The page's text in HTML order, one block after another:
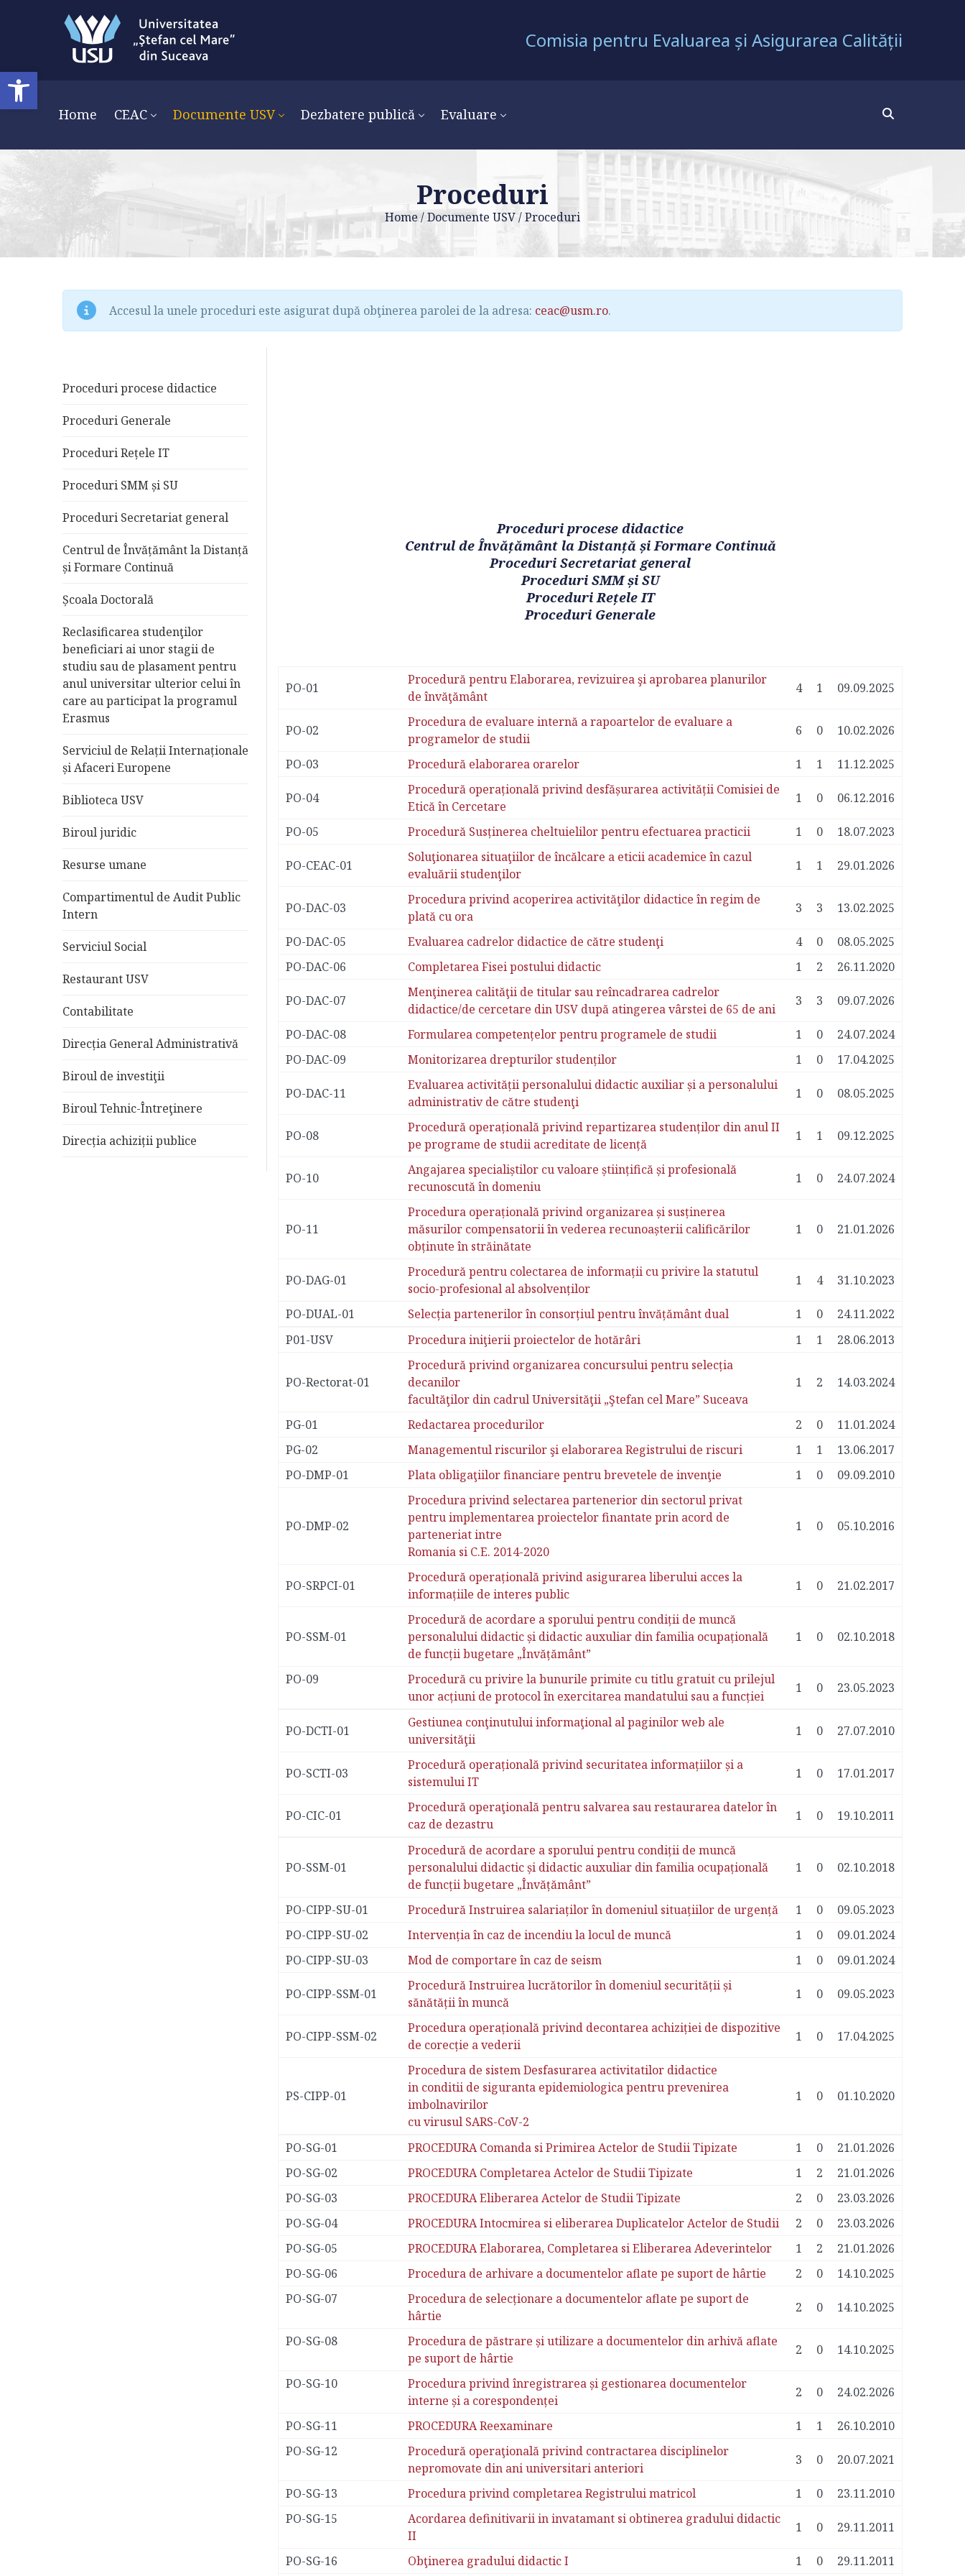
Open toolbar
Comisia pentru Evaluarea și Asigurarea Calității
Home CEAC Documente USV Dezbatere publică Evaluare
Proceduri
Home /Documente USV/Proceduri
Accesul la unele proceduri este asigurat după obţinerea parolei de la adresa: ceac@usm.ro.
Proceduri procese didactice
Proceduri Generale
Proceduri Rețele IT
Proceduri SMM și SU
Proceduri Secretariat general
Centrul de Învățământ la Distanță
și Formare Continuă
Școala Doctorală
Reclasificarea studenţilor
beneficiari ai unor stagii de
studiu sau de plasament pentru
anul universitar ulterior celui în
care au participat la programul
Erasmus
Serviciul de Relații Internaționale
și Afaceri Europene
Biblioteca USV
Biroul juridic
Resurse umane
Compartimentul de Audit Public
Intern
Serviciul Social
Restaurant USV
Contabilitate
Direcția General Administrativă
Biroul de investiţii
Biroul Tehnic-Întreţinere
Direcția achiziții publice
Proceduri procese didactice
Centrul de Învățământ la Distanță și Formare Continuă
Proceduri Secretariat general
Proceduri SMM și SU
Proceduri Rețele IT
Proceduri Generale
PO-01
Procedură pentru Elaborarea, revizuirea şi aprobarea planurilor
de învăţământ
4 1 09.09.2025
PO-02
Procedura de evaluare internă a rapoartelor de evaluare a
programelor de studii
6 0 10.02.2026
PO-03 Procedură elaborarea orarelor 1 1 11.12.2025
PO-04
Procedură operațională privind desfășurarea activității Comisiei de
Etică în Cercetare
1 0 06.12.2016
PO-05 Procedură Susținerea cheltuielilor pentru efectuarea practicii 1 0 18.07.2023
PO-CEAC-01
Soluţionarea situaţiilor de încălcare a eticii academice în cazul
evaluării studenţilor
1 1 29.01.2026
PO-DAC-03
Procedura privind acoperirea activităţilor didactice în regim de
plată cu ora
3 3 13.02.2025
PO-DAC-05 Evaluarea cadrelor didactice de către studenţi 4 0
08.05.2025
PO-DAC-06
Completarea Fisei postului didactic 1 2 26.11.2020
PO-DAC-07
Menţinerea calităţii de titular sau reîncadrarea cadrelor
didactice/de cercetare din USV după atingerea vârstei de 65 de ani
3 3 09.07.2026
PO-DAC-08 Formularea competențelor pentru programele de studii 1 0
24.07.2024
PO-DAC-09
Monitorizarea drepturilor studenților 1 0 17.04.2025
PO-DAC-11
Evaluarea activității personalului didactic auxiliar și a personalului
administrativ de către studenţi
1 0 08.05.2025
PO-08
Procedură operațională privind repartizarea studenților din anul II
pe programe de studii acreditate de licență
1 1 09.12.2025
PO-10
Angajarea specialiștilor cu valoare științifică și profesională
recunoscută în domeniu
1 0 24.07.2024
PO-11
Procedura operațională privind organizarea și susținerea
măsurilor compensatorii în vederea recunoașterii calificărilor
obținute în străinătate
1 0 21.01.2026
PO-DAG-01
Procedură pentru colectarea de informații cu privire la statutul
socio-profesional al absolvenților
1 4 31.10.2023
PO-DUAL-01 Selecția partenerilor în consorțiul pentru învățământ dual 1 0
24.11.2022
P01-USV
Procedura iniţierii proiectelor de hotărâri 1 1 28.06.2013
PO-Rectorat-01
Procedură privind organizarea concursului pentru selecția
decanilor
facultăţilor din cadrul Universităţii „Ştefan cel Mare” Suceava
1 2 14.03.2024
PG-01 Redactarea procedurilor 2 0
11.01.2024
PG-02
Managementul riscurilor şi elaborarea Registrului de riscuri 1 1
13.06.2017
PO-DMP-01
Plata obligaţiilor financiare pentru brevetele de invenţie 1 0 09.09.2010
PO-DMP-02
Procedura privind selectarea partenerior din sectorul privat
pentru implementarea proiectelor finantate prin acord de
parteneriat intre
Romania si C.E. 2014-2020
1 0 05.10.2016
PO-SRPCI-01
Procedură operațională privind asigurarea liberului acces la
informațiile de interes public
1 0 21.02.2017
PO-SSM-01
Procedură de acordare a sporului pentru condiții de muncă
personalului didactic și didactic auxuliar din familia ocupațională
de funcții bugetare „Învățământ”
1 0 02.10.2018
PO-09
Procedură cu privire la bunurile primite cu titlu gratuit cu prilejul
unor acțiuni de protocol în exercitarea mandatului sau a funcției
1 0 23.05.2023
PO-DCTI-01
Gestiunea conţinutului informaţional al paginilor web ale
universităţii
1 0 27.07.2010
PO-SCTI-03
Procedură operațională privind securitatea informațiilor și a
sistemului IT
1 0 17.01.2017
PO-CIC-01
Procedură operaţională pentru salvarea sau restaurarea datelor în
caz de dezastru
1 0 19.10.2011
PO-SSM-01
Procedură de acordare a sporului pentru condiții de muncă
personalului didactic și didactic auxuliar din familia ocupațională
de funcții bugetare „Învățământ”
1 0 02.10.2018
PO-CIPP-SU-01 Procedură Instruirea salariaților în domeniul situațiilor de urgență 1 0
09.05.2023
PO-CIPP-SU-02
Intervenția în caz de incendiu la locul de muncă 1 0
09.01.2024
PO-CIPP-SU-03
Mod de comportare în caz de seism 1 0 09.01.2024
PO-CIPP-SSM-01
Procedură Instruirea lucrătorilor în domeniul securității și
sănătății în muncă
1 0 09.05.2023
PO-CIPP-SSM-02
Procedura operațională privind decontarea achiziției de dispozitive
de corecție a vederii
1 0 17.04.2025
PS-CIPP-01
Procedura de sistem Desfasurarea activitatilor didactice
in conditii de siguranta epidemiologica pentru prevenirea
imbolnavirilor
cu virusul SARS-CoV-2
1 0 01.10.2020
PO-SG-01 PROCEDURA Comanda si Primirea Actelor de Studii Tipizate 1 0
21.01.2026
PO-SG-02
PROCEDURA Completarea Actelor de Studii Tipizate 1 2
21.01.2026
PO-SG-03
PROCEDURA Eliberarea Actelor de Studii Tipizate 2 0
23.03.2026
PO-SG-04
PROCEDURA Intocmirea si eliberarea Duplicatelor Actelor de Studii 2 0
23.03.2026
PO-SG-05
PROCEDURA Elaborarea, Completarea si Eliberarea Adeverintelor 1 2
21.01.2026
PO-SG-06
Procedura de arhivare a documentelor aflate pe suport de hârtie 2 0
14.10.2025
PO-SG-07
Procedura de selecționare a documentelor aflate pe suport de
hârtie
2 0 14.10.2025
PO-SG-08
Procedura de păstrare și utilizare a documentelor din arhivă aflate
pe suport de hârtie
2 0 14.10.2025
PO-SG-10
Procedura privind înregistrarea și gestionarea documentelor
interne și a corespondenței
2 0 24.02.2026
PO-SG-11 PROCEDURA Reexaminare 1 1
26.10.2010
PO-SG-12
Procedură operaţională privind contractarea disciplinelor
nepromovate din ani universitari anteriori
3 0 20.07.2021
PO-SG-13 Procedura privind completarea Registrului matricol 1 0
23.11.2010
PO-SG-15
Acordarea definitivarii in invatamant si obtinerea gradului didactic
II
1 0 29.11.2011
PO-SG-16 Obţinerea gradului didactic I 1 0 29.11.2011